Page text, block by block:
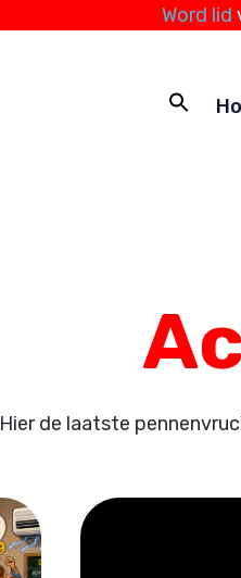
Word lid
Hier de laatste